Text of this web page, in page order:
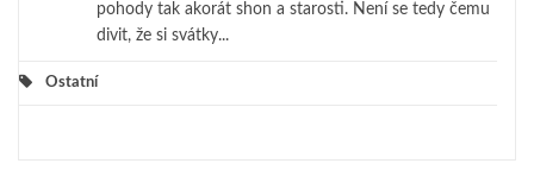
pohody tak akorát shon a starosti. Není se tedy čemu
divit, že si svátky...
Ostatní